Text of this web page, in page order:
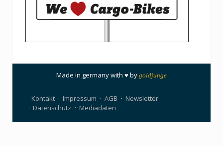
Made in germany with ♥ by goldjunge
Kontakt Impressum AGB
Newsletter
Datenschutz
Mediadaten